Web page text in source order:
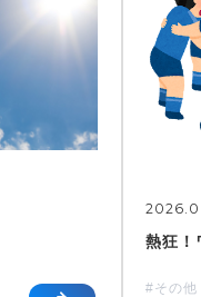
熱狂！
#その他